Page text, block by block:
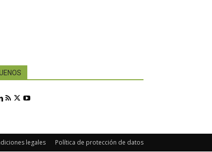
legales Política de protección de datos